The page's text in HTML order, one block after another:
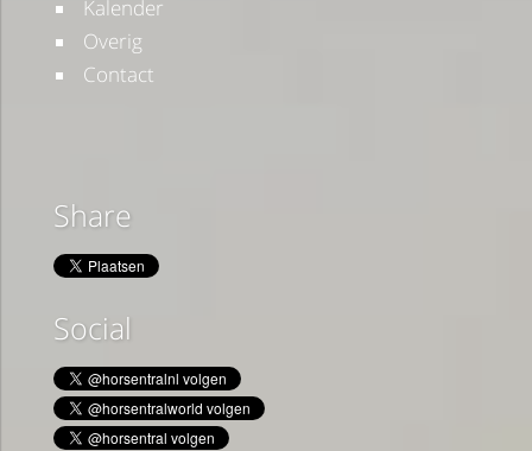
Kalender
Overig
Contact
Share
Social